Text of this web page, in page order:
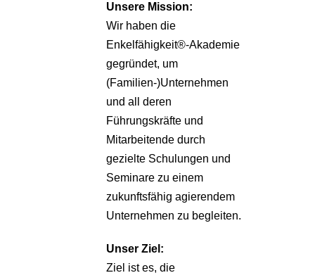
Unsere Mission:
Wir haben die
Enkelfähigkeit®-Akademie
gegründet, um
(Familien-)Unternehmen
und all deren
Führungskräfte und
Mitarbeitende durch
gezielte Schulungen und
Seminare zu einem
zukunftsfähig agierendem
Unternehmen zu begleiten.
Unser Ziel:
Ziel ist es, die